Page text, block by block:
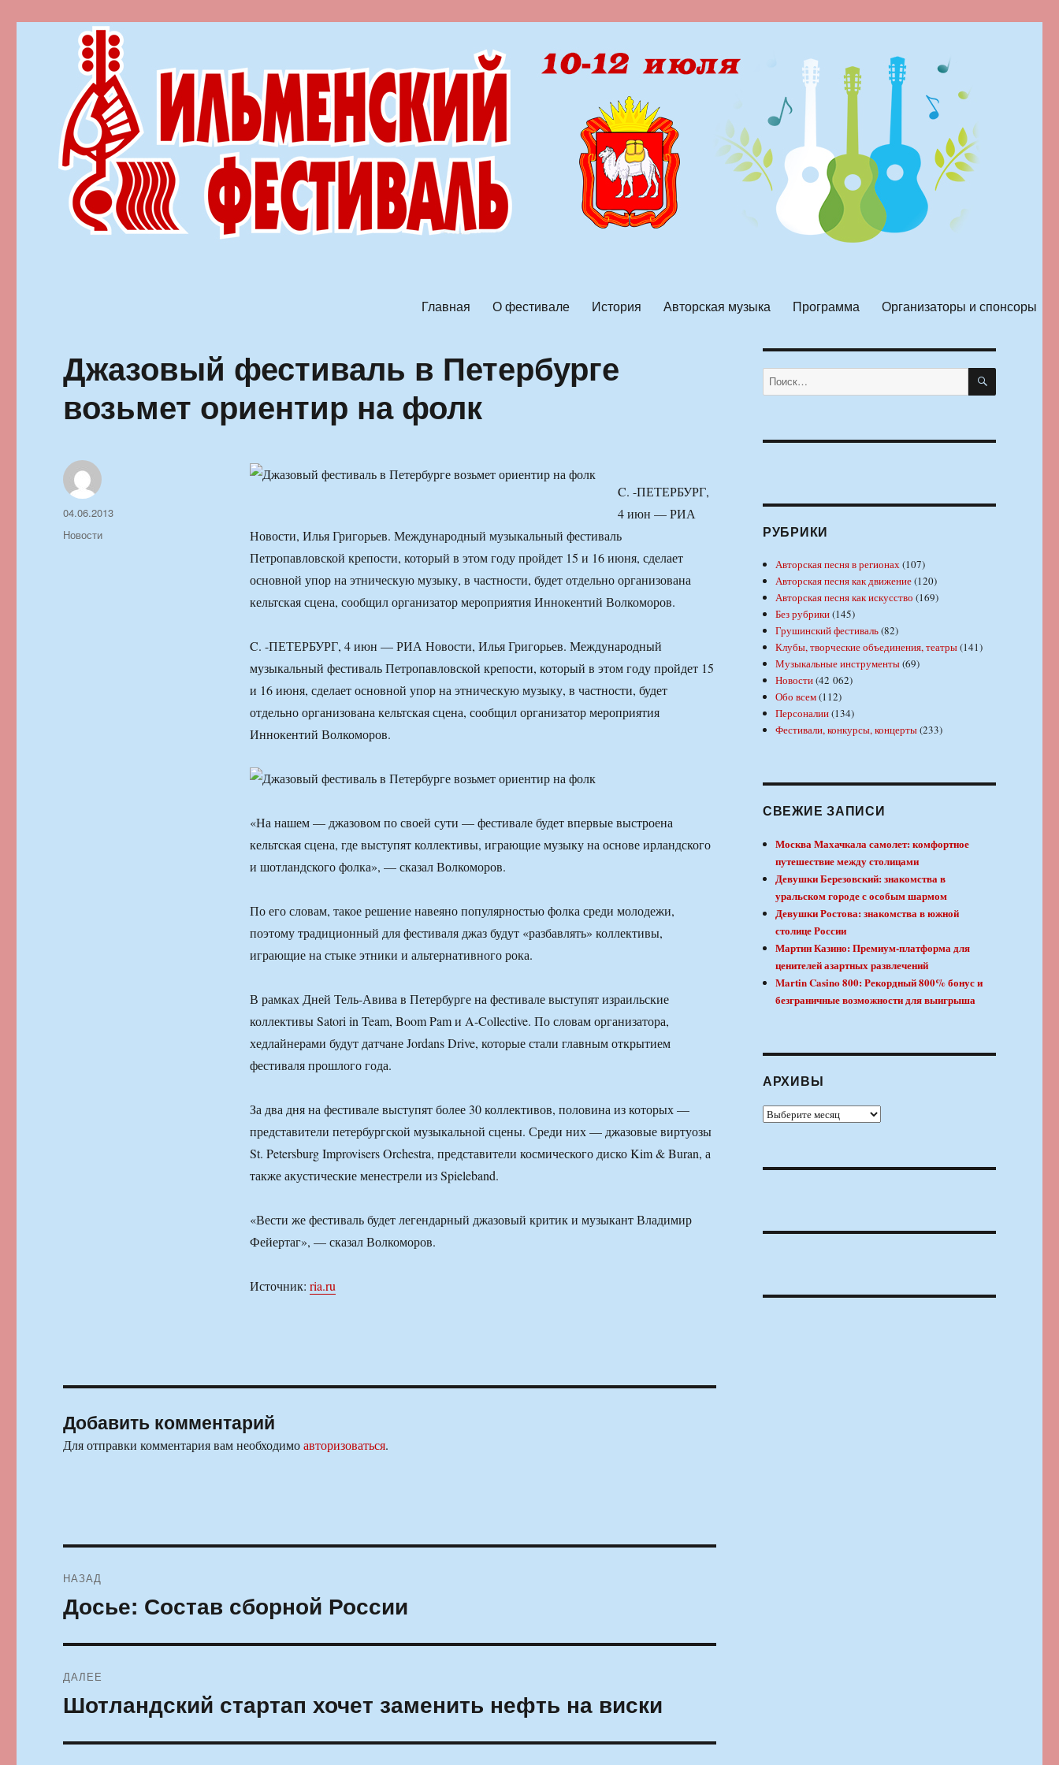
Главная О фестивале История Авторская музыка Программа Организаторы и спонсоры
Джазовый фестиваль в Петербурге
возьмет ориентир на фолк
C. -ПЕТЕРБУРГ,
4 июн — РИА
Новости, Илья Григорьев. Международный музыкальный фестиваль
Петропавловской крепости, который в этом году пройдет 15 и 16 июня, сделает
основной упор на этническую музыку, в частности, будет отдельно организована
кельтская сцена, сообщил организатор мероприятия Иннокентий Волкоморов.
C. -ПЕТЕРБУРГ, 4 июн — РИА Новости, Илья Григорьев. Международный
музыкальный фестиваль Петропавловской крепости, который в этом году пройдет 15
и 16 июня, сделает основной упор на этническую музыку, в частности, будет
отдельно организована кельтская сцена, сообщил организатор мероприятия
Иннокентий Волкоморов.
«На нашем — джазовом по своей сути — фестивале будет впервые выстроена
кельтская сцена, где выступят коллективы, играющие музыку на основе ирландского
и шотландского фолка», — сказал Волкоморов.
По его словам, такое решение навеяно популярностью фолка среди молодежи,
поэтому традиционный для фестиваля джаз будут «разбавлять» коллективы,
играющие на стыке этники и альтернативного рока.
В рамках Дней Тель-Авива в Петербурге на фестивале выступят израильские
коллективы Satori in Team, Boom Pam и A-Collective. По словам организатора,
хедлайнерами будут датчане Jordans Drive, которые стали главным открытием
фестиваля прошлого года.
За два дня на фестивале выступят более 30 коллективов, половина из которых —
представители петербургской музыкальной сцены. Среди них — джазовые виртуозы
St. Petersburg Improvisers Orchestra, представители космического диско Kim & Buran, а
также акустические менестрели из Spieleband.
«Вести же фестиваль будет легендарный джазовый критик и музыкант Владимир
Фейертаг», — сказал Волкоморов.
Источник: ria.ru
Автор
Опубликовано
04.06.2013
Рубрики
Новости
Добавить комментарий
Для отправки комментария вам необходимоавторизоваться.
по
НАЗАД
Предыдущая
запись:
Досье: Состав сборной России
ДАЛЕЕ
Следующая
Шотландский стартап хочет заменить нефть на виски
Искать: ПОИСК
РУБРИКИ
Авторская песня в регионах(107)
Авторская песня как движение(120)
Авторская песня как искусство (169)
Без рубрики(145)
Грушинский фестиваль(82)
Клубы, творческие объединения, театры(141)
Музыкальные инструменты(69)
Новости(42 062)
Обо всем(112)
Персоналии(134)
Фестивали, конкурсы, концерты(233)
СВЕЖИЕ ЗАПИСИ
Москва Махачкала самолет: комфортное
путешествие между столицами
Девушки Березовский: знакомства в
уральском городе с особым шармом
Девушки Ростова: знакомства в южной
столице России
Мартин Казино: Премиум-платформа для
ценителей азартных развлечений
Martin Casino 800: Рекордный 800% бонус и
безграничные возможности для выигрыша
АРХИВЫ
Архивы